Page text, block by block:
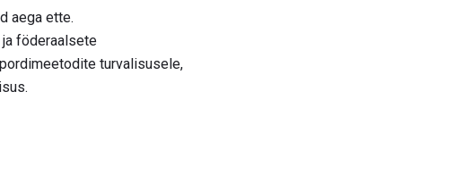
aega ette.
föderaalsete
turvalisusele,